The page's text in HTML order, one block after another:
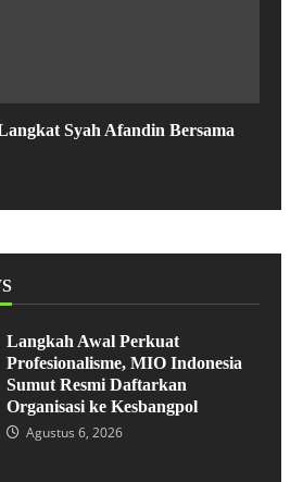
Syah Afandin Bersama
Langkah Awal Perkuat
Profesionalisme, MIO Indonesia
Sumut Resmi Daftarkan
Organisasi ke Kesbangpol
Agustus 6, 2026